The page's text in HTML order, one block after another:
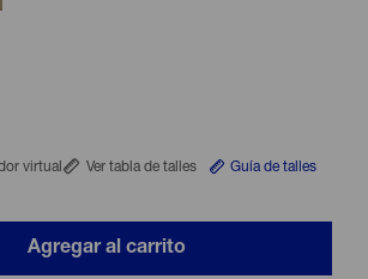
virtual Ver tabla de talles Guía de talles
Agregar al carrito